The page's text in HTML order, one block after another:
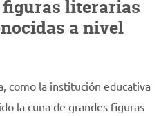
figuras literarias
a nivel
como la institución educativa
la cuna de grandes figuras